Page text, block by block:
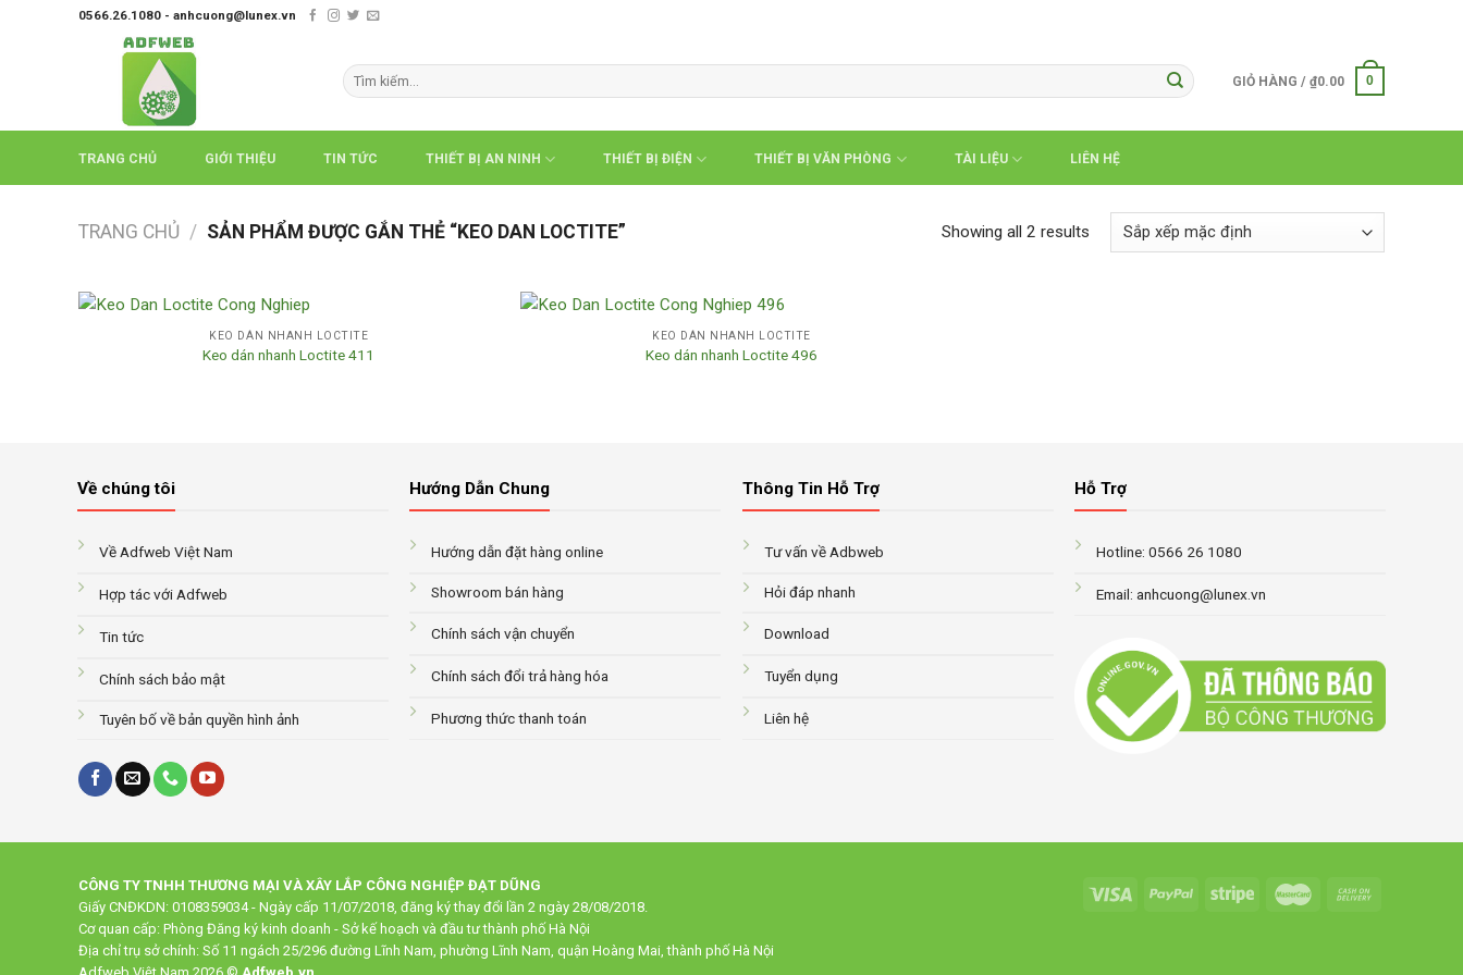
0566.26.1080 - anhcuong@lunex.vn
Tìm
kiếm:
GIỎ HÀNG /₫0.00 0
TRANG CHỦ GIỚI THIỆU TIN TỨC THIẾT BỊ AN NINH THIẾT BỊ ĐIỆN THIẾT BỊ VĂN PHÒNG TÀI LIỆU LIÊN HỆ
TRANG CHỦ / SẢN PHẨM ĐƯỢC GẮN THẺ “KEO DAN LOCTITE” Showing all 2 results
KEO DÁN NHANH LOCTITE
Keo dán nhanh Loctite 411
KEO DÁN NHANH LOCTITE
Keo dán nhanh Loctite 496
Về chúng tôi
Về Adfweb Việt Nam
Hợp tác với Adfweb
Tin tức
Chính sách bảo mật
Tuyên bố về bản quyền hình ảnh
Hướng Dẫn Chung
Hướng dẫn đặt hàng online
Showroom bán hàng
Chính sách vận chuyển
Chính sách đổi trả hàng hóa
Phương thức thanh toán
Thông Tin Hỗ Trợ
Tư vấn về Adbweb
Hỏi đáp nhanh
Download
Tuyển dụng
Liên hệ
Hỗ Trợ
Hotline: 0566 26 1080
Email: anhcuong@lunex.vn
CÔNG TY TNHH THƯƠNG MẠI VÀ XÂY LẮP CÔNG NGHIỆP ĐẠT DŨNG
Giấy CNĐKDN: 0108359034 - Ngày cấp 11/07/2018, đăng ký thay đổi lần 2 ngày 28/08/2018.
Cơ quan cấp: Phòng Đăng ký kinh doanh - Sở kế hoạch và đầu tư thành phố Hà Nội
Địa chỉ trụ sở chính: Số 11 ngách 25/296 đường Lĩnh Nam, phường Lĩnh Nam, quận Hoàng Mai, thành phố Hà Nội